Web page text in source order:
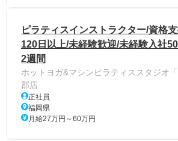
ピラティスインストラクター/資格
120日以上/未経験歓迎/未経験入社
2週間
ホットヨガ&マシンピラティススタジオ
郡店
正社員
福岡県
月給27万円～60万円